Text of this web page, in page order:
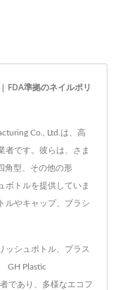
FDA準拠のネイルポリ
Co., Ltd.は、高
者です。彼らは、さま
角型、その他の形
ボトルを提供していま
ルやキャップ、ブラシ
ッシュボトル、プラス
GH Plastic
であり、多様なエコフ